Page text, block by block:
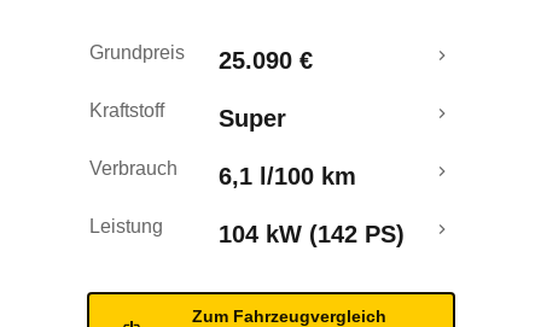
Grundpreis 25.090 €
Kraftstoff Super
Verbrauch 6,1 l/100 km
Leistung 104 kW (142 PS)
Zum Fahrzeugvergleich